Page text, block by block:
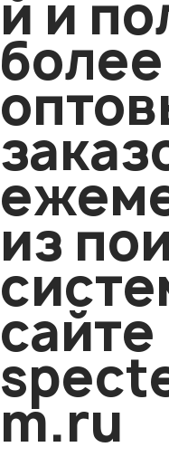
й и
из
сайте
m.ru